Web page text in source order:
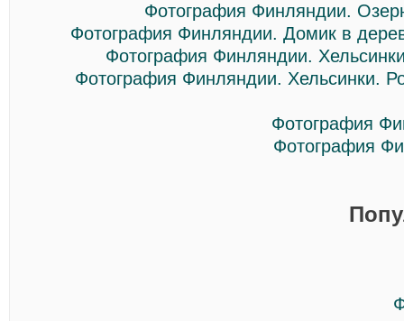
Фотография Финляндии.
Фотография Финляндии. Домик в
Фотография Финляндии.
Фотография Финляндии. Хельсинки.
Фотография
Фотография